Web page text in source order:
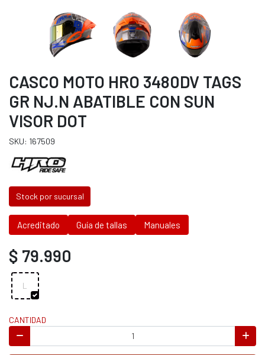
CASCO MOTO HRO 3480DV TAGS
GR NJ.N ABATIBLE CON SUN
VISOR DOT
SKU: 167509
Stock por sucursal
Acreditado Guía de tallas Manuales
$ 79.990
L
CANTIDAD